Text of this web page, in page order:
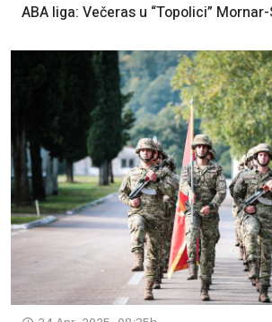
ABA liga: Večeras u “Topolici”